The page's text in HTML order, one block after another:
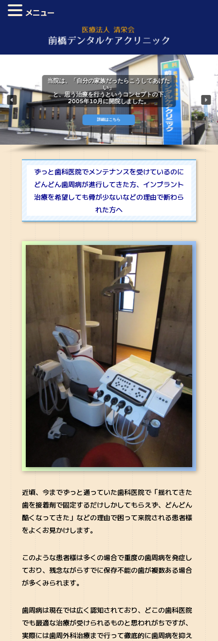
当院は、「自分の家族だったらこうしてあげた
い」
...と、思う治療を行うというコンセプトの下、
2005年10月に開院しました。
詳細はこちら
ずっと歯科医院でメンテナンスを受けているのに
どんどん歯周病が進行してきた方、インプラント
治療を希望しても骨が少ないなどの理由で断わら
れた方へ
近頃、今までずっと通っていた歯科医院で「揺れてきた
歯を接着剤で固定するだけしかしてもらえず、どんどん
酷くなってきた」などの理由で困って来院される患者様
をよくお見かけします。
このような患者様は多くの場合で重度の歯周病を発症し
ており、残念ながらすでに保存不能の歯が複数ある場合
が多くみられます。
歯周病は現在では広く認知されており、どこの歯科医院
でも最適な治療が受けられるものと思われがちですが、
実際には歯周外科治療まで行って徹底的に歯周病を抑え
メニュー